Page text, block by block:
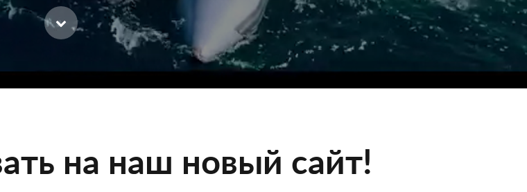
на наш новый сайт!